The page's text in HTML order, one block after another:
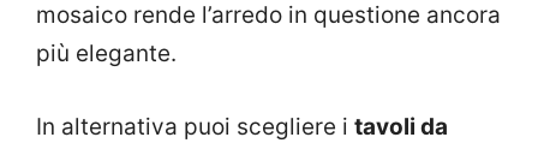
mosaico rende l’arredo in questione ancora
più elegante.
In alternativa puoi scegliere i tavoli da